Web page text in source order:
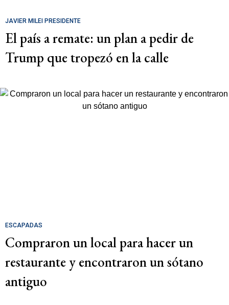
JAVIER MILEI PRESIDENTE
El país a remate: un plan a pedir de
Trump que tropezó en la calle
ESCAPADAS
Compraron un local para hacer un
restaurante y encontraron un sótano
antiguo